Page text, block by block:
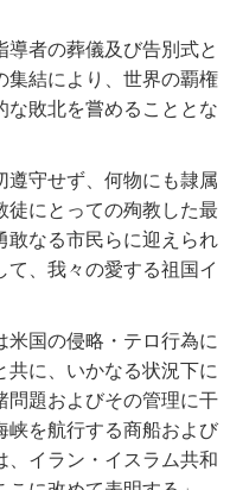
導者の葬儀及び告別式と
集結により、世界の覇権
敗北を嘗めることとな
守せず、何物にも隷属
徒にとっての殉教した最
敢なる市民らに迎えられ
、我々の愛する祖国イ
国の侵略・テロ行為に
に、いかなる状況下に
問題およびその管理に干
峡を航行する商船および
、イラン・イスラム共和